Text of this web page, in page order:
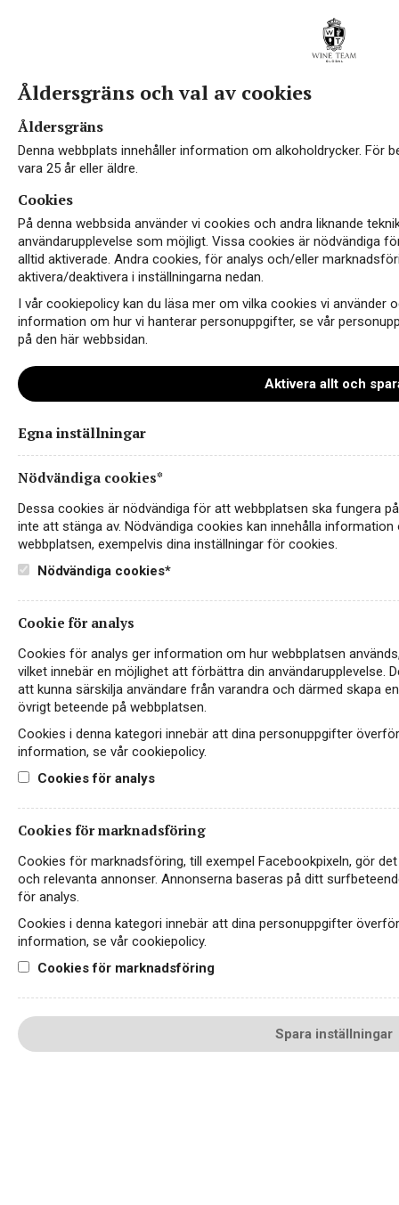
Instagram
LinkedIn
Kontakt
Personuppgiftspolicy
English
Åldersgräns och val av cookies
Åldersgräns
Denna webbplats innehåller information om alkoholdrycker. För
vara 25 år eller äldre.
Cookies
På denna webbsida använder vi cookies och andra liknande
användarupplevelse som möjligt. Vissa cookies är nödvändiga
alltid aktiverade. Andra cookies, för analys och/eller
aktivera/deaktivera i inställningarna nedan.
I vår cookiepolicy kan du läsa mer om vilka cookies vi använder
information om hur vi hanterar personuppgifter, se vår
på den här webbsidan.
Aktivera allt och
Egna inställningar
Nödvändiga cookies*
Dessa cookies är nödvändiga för att webbplatsen ska fungera
inte att stänga av. Nödvändiga cookies kan innehålla
webbplatsen, exempelvis dina inställningar för cookies.
Nödvändiga cookies*
Cookie för analys
Cookies för analys ger information om hur webbplatsen
vilket innebär en möjlighet att förbättra din användarupplevelse.
att kunna särskilja användare från varandra och därmed skapa
övrigt beteende på webbplatsen.
Cookies i denna kategori innebär att dina personuppgifter
information, se vår cookiepolicy.
Cookies för analys
Cookies för marknadsföring
Cookies för marknadsföring, till exempel Facebookpixeln, gör
och relevanta annonser. Annonserna baseras på ditt
för analys.
Cookies i denna kategori innebär att dina personuppgifter
information, se vår cookiepolicy.
Cookies för marknadsföring
Spara inställningar